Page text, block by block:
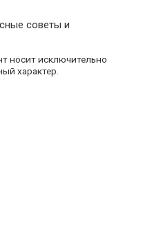
советы и
носит исключительно
характер.